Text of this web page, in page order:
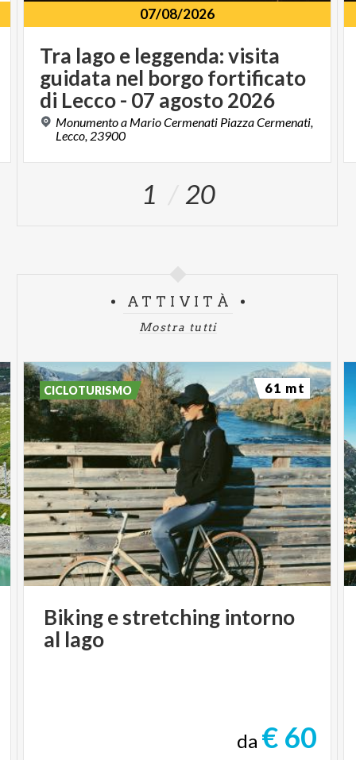
07/08/2026
Tra lago e leggenda: visita
guidata nel borgo fortificato
di Lecco - 07 agosto 2026
Monumento a Mario Cermenati Piazza Cermenati,
Lecco, 23900
1 20
ATTIVITÀ
Mostra tutti
Bikingestretching intorno
al lago
da € 60
CICLOTURISMO 61 mt